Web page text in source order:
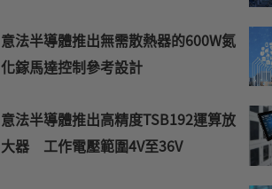
意法半導體推出無需散熱器的600W氮
化鎵馬達控制參考設計
意法半導體推出高精度TSB192運算放
大器 工作電壓範圍4V至36V